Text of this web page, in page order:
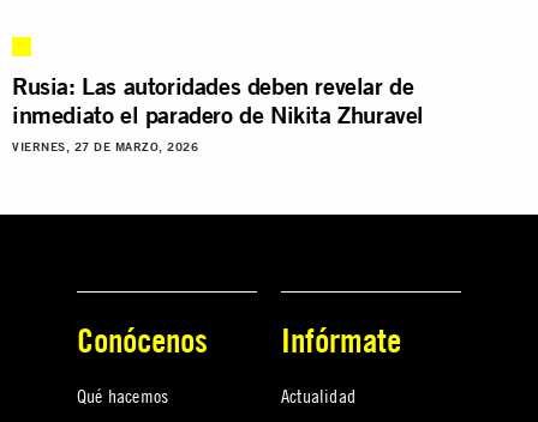
Rusia: Las autoridades deben revelar de
inmediato el paradero de Nikita Zhuravel
VIERNES, 27 DE MARZO, 2026
Conócenos
Qué hacemos
Infórmate
Actualidad